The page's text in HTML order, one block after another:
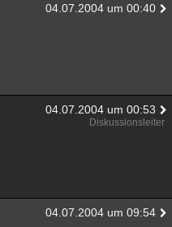
04.07.2004 um 00:40
04.07.2004 um 00:53
Diskussionsleiter
04.07.2004 um 09:54